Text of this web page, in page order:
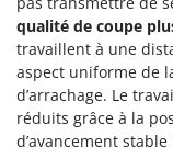
R
Rampes de
Râpes à
GVS
GYS
H
Hailo
Helvi
qualité de coupe
travaillent à une
aspect uniforme de
d’arrachage. Le
réduits grâce à la
d’avancement